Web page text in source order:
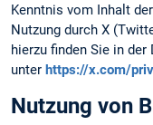
Kenntnis vom Inhalt
Nutzung durch X
hierzu finden Sie in
unter https://x.com/
Nutzung von